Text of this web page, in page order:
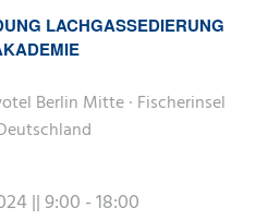
LACHGASSEDIERUNG
Berlin Mitte · Fischerinsel
|| 9:00 -18:00